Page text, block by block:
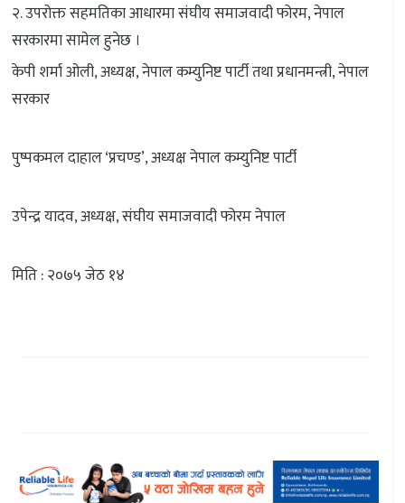
२. उपरोक्त सहमतिका आधारमा संघीय समाजवादी फोरम, नेपाल
सरकारमा सामेल हुनेछ ।
केपी शर्मा ओली, अध्यक्ष, नेपाल कम्युनिष्ट पार्टी तथा प्रधानमन्त्री, नेपाल
सरकार
पुष्पकमल दाहाल ‘प्रचण्ड’, अध्यक्ष नेपाल कम्युनिष्ट पार्टी
उपेन्द्र यादव, अध्यक्ष, संघीय समाजवादी फोरम नेपाल
मिति : २०७५ जेठ १४